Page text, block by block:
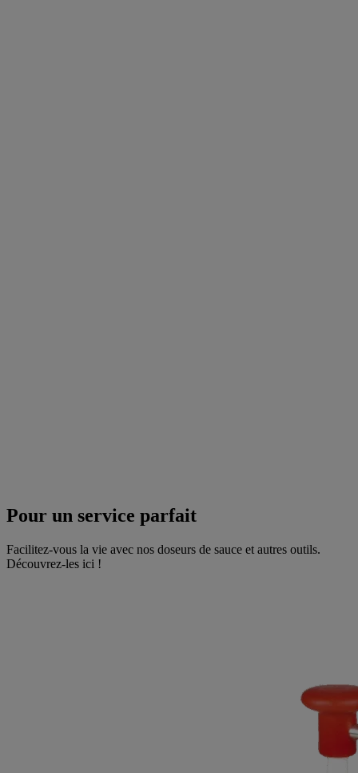
Pour un service parfait
Facilitez-vous la vie avec nos doseurs de sauce et autres outils.
Découvrez-les ici !